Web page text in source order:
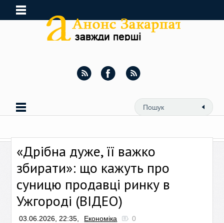
«Дрібна дуже, її важко
збирати»: що кажуть про
суницю продавці ринку в
Ужгороді (ВІДЕО)
03.06.2026, 22:35, Економіка 0